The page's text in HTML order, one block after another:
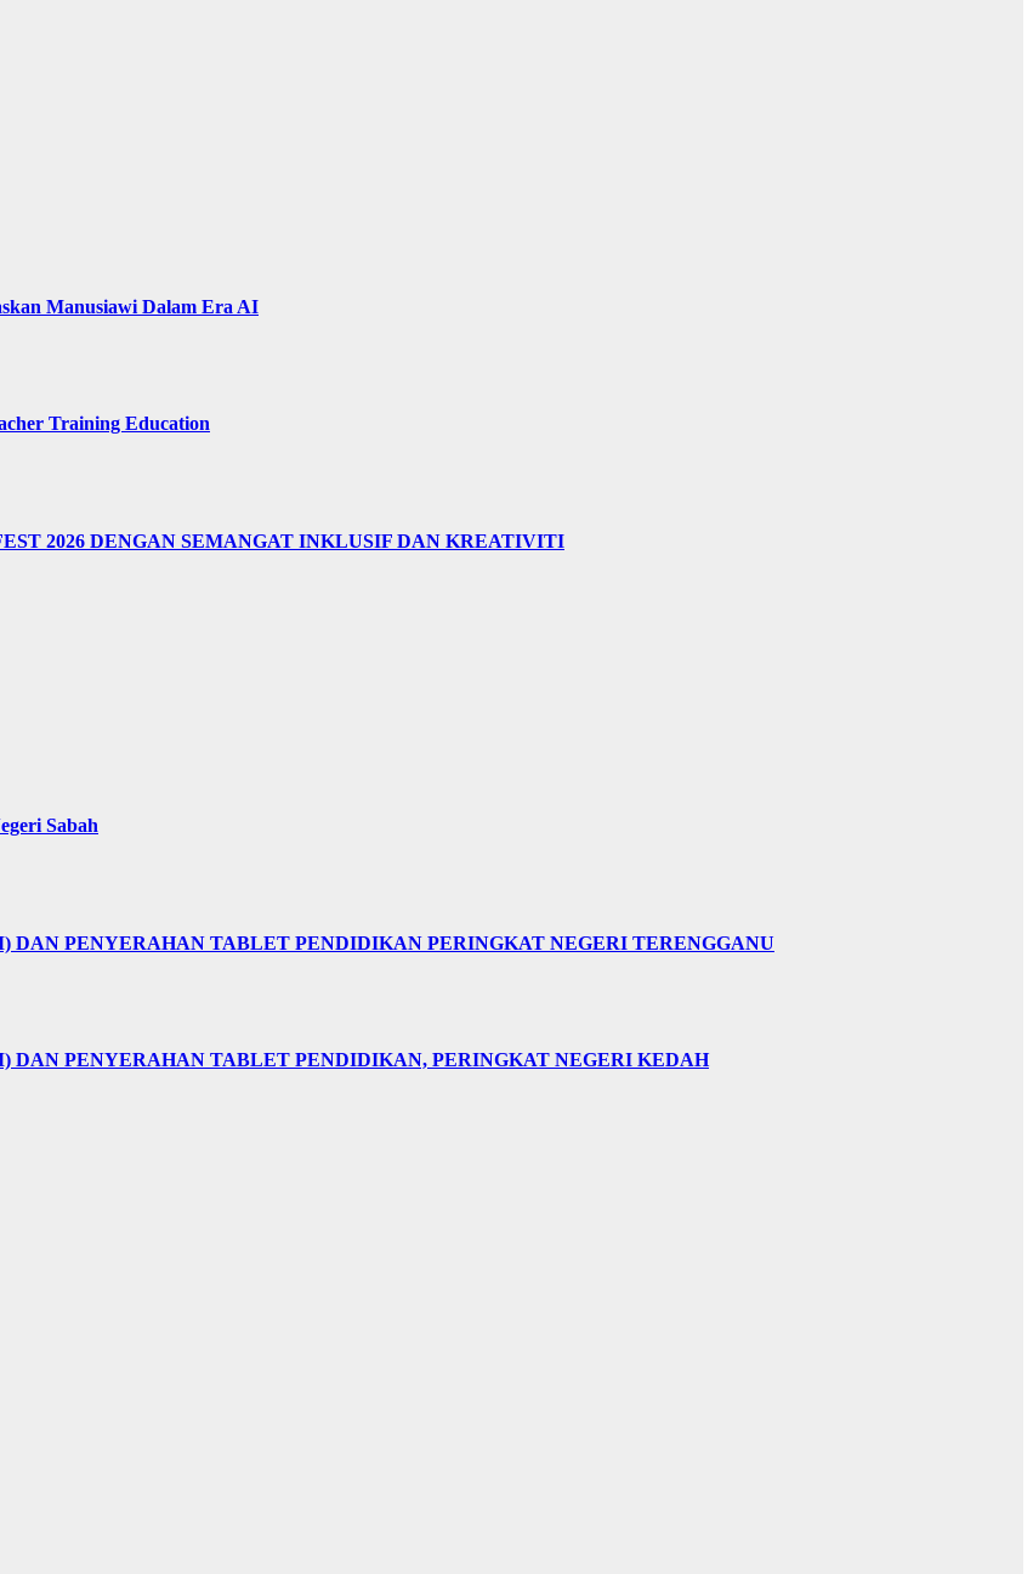
Manusiawi Dalam Era AI
Training Education
2026 DENGAN SEMANGAT INKLUSIF DAN KREATIVITI
Sabah
DAN PENYERAHAN TABLET PENDIDIKAN PERINGKAT NEGERI TERENGGANU
DAN PENYERAHAN TABLET PENDIDIKAN, PERINGKAT NEGERI KEDAH